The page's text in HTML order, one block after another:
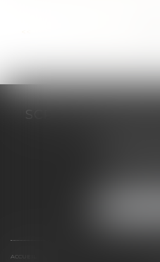
SCP COSTE
ACCUEIL